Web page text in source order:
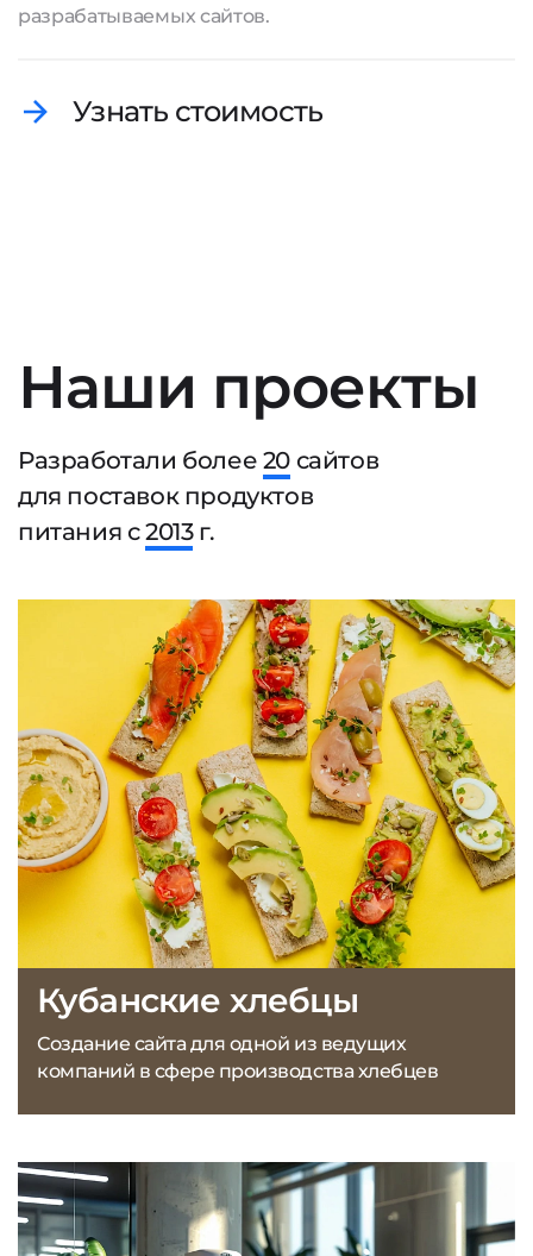
разрабатываемых сайтов.
Узнать стоимость
Наши проекты
Разработали более 20 сайтов
для поставок продуктов
питания с2013г.
Кубанские хлебцы
Создание сайта для одной из ведущих
компаний в сфере производства хлебцев